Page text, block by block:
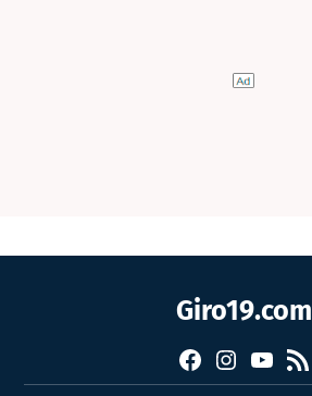
Giro19.com
FacebookInstagram
YouTube
RSS